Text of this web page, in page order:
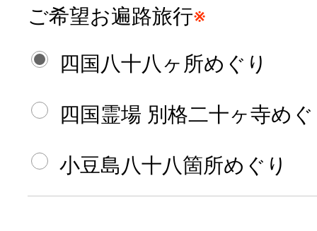
ご希望お遍路旅行※
四国八十八ヶ所めぐり
四国霊場 別格二十ヶ寺め
小豆島八十八箇所めぐり